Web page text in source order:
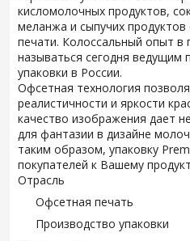
кисломолочных продуктов,
меланжа и сыпучих
печати. Колоссальный опыт в
называться сегодня ведущим
упаковки в России.
Офсетная технология
реалистичности и яркости
качество изображения дает
для фантазии в дизайне
таким образом, упаковку
покупателей к Вашему
Отрасль
Офсетная печать
Производство упаковки